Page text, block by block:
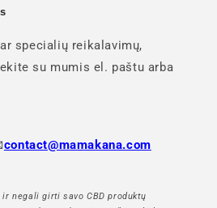
specialių reikalavimų,
su mumis el. paštu arba
contact@mamakana.com
ir negali girti savo CBD produktų